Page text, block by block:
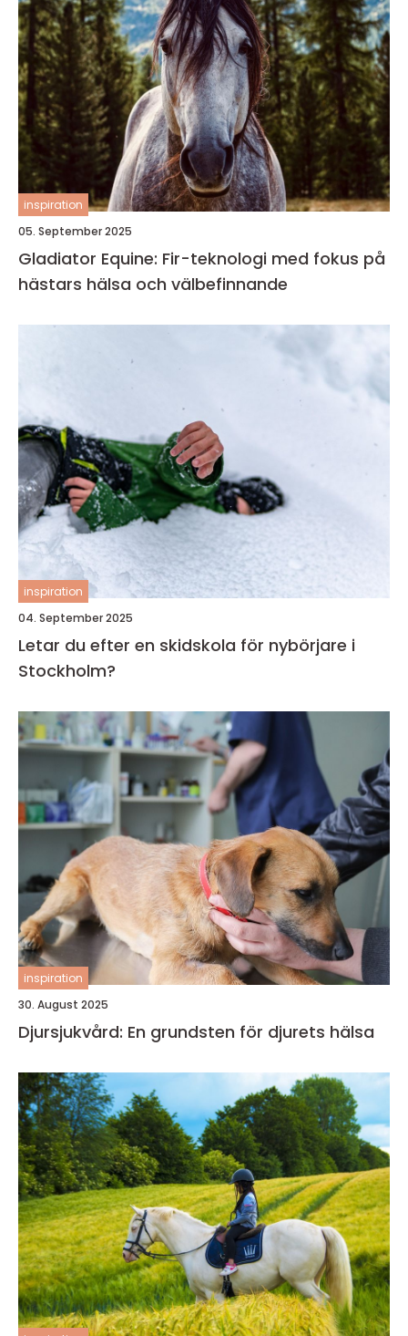
inspiration
05. September 2025
Gladiator Equine: Fir-teknologi med fokus på
hästars hälsa och välbefinnande
inspiration
04. September 2025
Letar du efter en skidskola för nybörjare i
Stockholm?
inspiration
30. August 2025
Djursjukvård: En grundsten för djurets hälsa